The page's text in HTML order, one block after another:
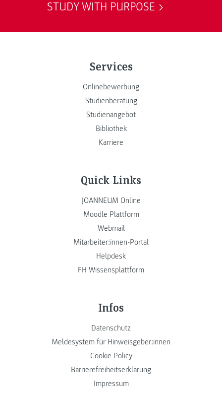
STUDY WITH PURPOSE
Services
Onlinebewerbung
Studienberatung
Studienangebot
Bibliothek
Karriere
Quick Links
JOANNEUM Online
Moodle Plattform
Webmail
Mitarbeiter:innen-Portal
Helpdesk
FH Wissensplattform
Infos
Datenschutz
Meldesystem für Hinweisgeber:innen
Cookie Policy
Barrierefreiheitserklärung
Impressum